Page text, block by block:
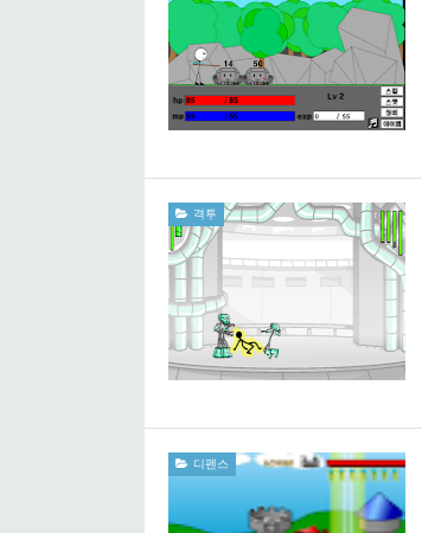
격투
디펜스